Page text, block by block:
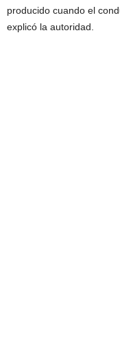
producido cuando el
explicó la autoridad.